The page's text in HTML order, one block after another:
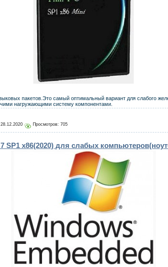
пакетов.Это самый оптимальный вариант для слабого
нагружающими систему компонентами.
28.12.2020 Просмотров: 705
SP1 x86(2020) для слабых